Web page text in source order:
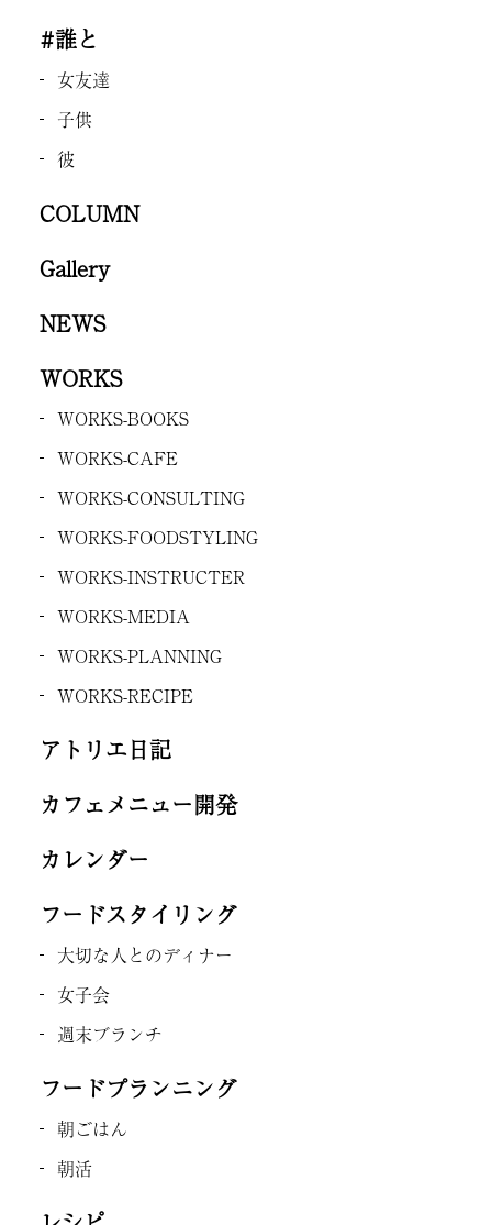
#誰と
女友達
子供
彼
COLUMN
Gallery
NEWS
WORKS
WORKS-BOOKS
WORKS-CAFE
WORKS-CONSULTING
WORKS-FOODSTYLING
WORKS-INSTRUCTER
WORKS-MEDIA
WORKS-PLANNING
WORKS-RECIPE
アトリエ日記
カフェメニュー開発
カレンダー
フードスタイリング
大切な人とのディナー
女子会
週末ブランチ
フードプランニング
朝ごはん
朝活